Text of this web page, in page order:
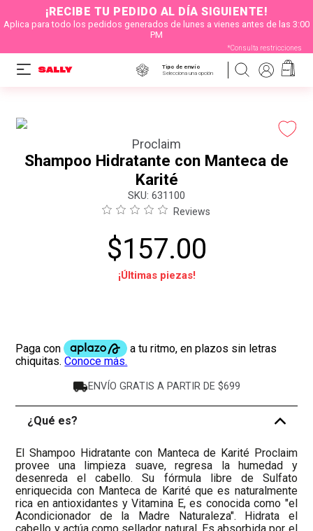
¡RECIBE TU PEDIDO AL DÍA SIGUIENTE!
Aplica para todo los pedidos generados de lunes a vienes antes de las 3:00
PM
*Consulta restricciones
Tipo de envío
Selecciona una opción
Proclaim
Shampoo Hidratante con Manteca de
Karité
: 631100
Reviews
$157.00
¡Últimas piezas!
ENVÍO GRATIS A PARTIR DE $699
¿Qué es? -
El Shampoo Hidratante con Manteca de Karité Proclaim
provee una limpieza suave, regresa la humedad y
desenreda el cabello. Su fórmula libre de Sulfato
enriquecida con Manteca de Karité que es naturalmente
rica en antioxidantes y Vitamina E, es conocida como "el
Acondicionador de la Madre Naturaleza". Hidrata el